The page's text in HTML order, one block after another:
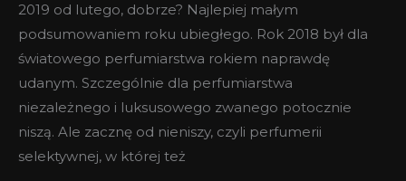
2019 od lutego, dobrze? Najlepiej małym
podsumowaniem roku ubiegłego. Rok 2018 był dla
światowego perfumiarstwa rokiem naprawdę
udanym. Szczególnie dla perfumiarstwa
niezależnego i luksusowego zwanego potocznie
niszą. Ale zacznę od nieniszy, czyli perfumerii
selektywnej, w której też